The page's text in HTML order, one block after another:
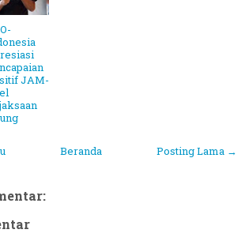
JAM-
Posting Lama →
Beranda